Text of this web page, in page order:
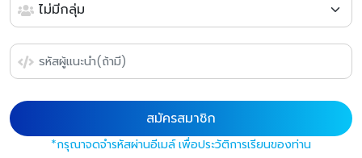
สมัครสมาชิก
*กรุณาจดจำรหัสผ่านอีเมล์ เพื่อประวัติการเรียนของท่าน